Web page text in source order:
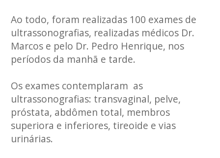
Ao todo, foram realizadas 100 exames de
ultrassonografias, realizadas médicos Dr.
Marcos e pelo Dr. Pedro Henrique, nos
períodos da manhã e tarde.
Os exames contemplaram as
ultrassonografias: transvaginal, pelve,
próstata, abdômen total, membros
superiora e inferiores, tireoide e vias
urinárias.